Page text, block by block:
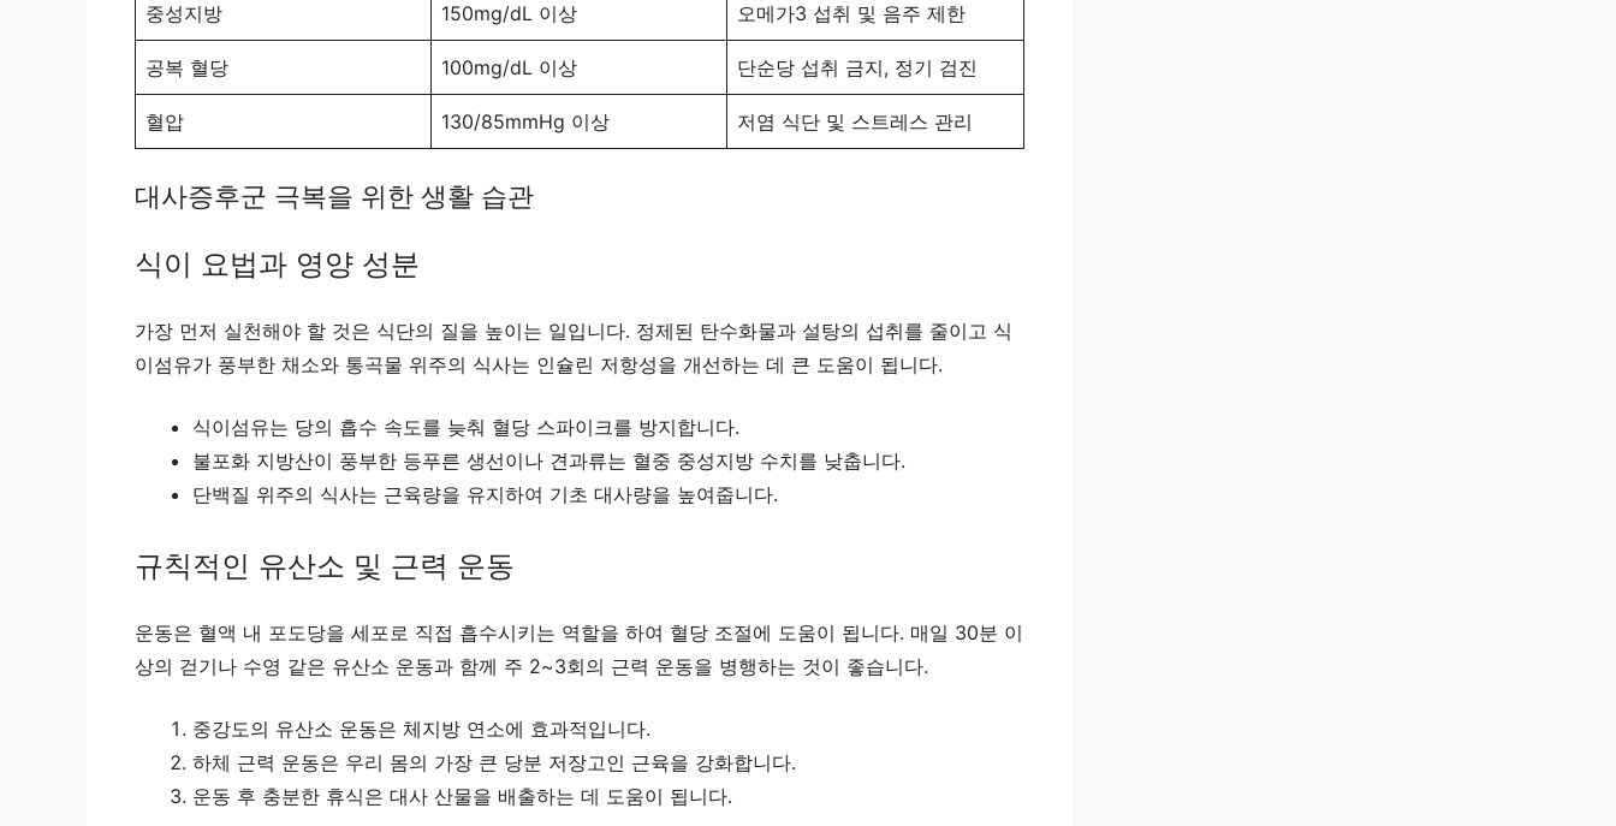
중성지방 150mg/dL 이상 오메가3 섭취 및 음주 제한
공복 혈당 100mg/dL 이상 단순당 섭취 금지, 정기 검진
혈압 130/85mmHg 이상 저염 식단 및 스트레스 관리
대사증후군 극복을 위한 생활 습관
식이 요법과 영양 성분
가장 먼저 실천해야 할 것은 식단의 질을 높이는 일입니다. 정제된 탄수화물과 설탕의 섭취를 줄이고 식
이섬유가 풍부한 채소와 통곡물 위주의 식사는 인슐린 저항성을 개선하는 데 큰 도움이 됩니다.
식이섬유는 당의 흡수 속도를 늦춰 혈당 스파이크를 방지합니다.
불포화 지방산이 풍부한 등푸른 생선이나 견과류는 혈중 중성지방 수치를 낮춥니다.
단백질 위주의 식사는 근육량을 유지하여 기초 대사량을 높여줍니다.
규칙적인 유산소 및 근력 운동
운동은 혈액 내 포도당을 세포로 직접 흡수시키는 역할을 하여 혈당 조절에 도움이 됩니다. 매일 30분 이
상의 걷기나 수영 같은 유산소 운동과 함께 주 2~3회의 근력 운동을 병행하는 것이 좋습니다.
중강도의 유산소 운동은 체지방 연소에 효과적입니다.
하체 근력 운동은 우리 몸의 가장 큰 당분 저장고인 근육을 강화합니다.
운동 후 충분한 휴식은 대사 산물을 배출하는 데 도움이 됩니다.